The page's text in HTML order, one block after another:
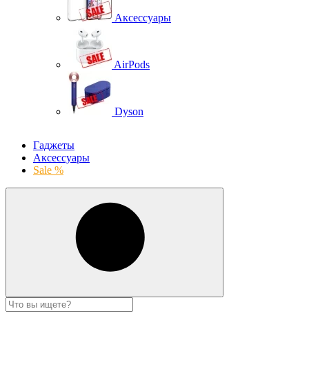
Аксессуары
AirPods
Dyson
Гаджеты
Аксессуары
Sale %